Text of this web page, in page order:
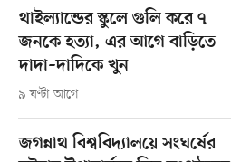
থাইল্যান্ডের স্কুলে গুলি করে ৭
জনকে হত্যা, এর আগে বাড়িতে
দাদা–দাদিকে খুন
৯ ঘণ্টা আগে
জগন্নাথ বিশ্ববিদ্যালয়ে সংঘর্ষের